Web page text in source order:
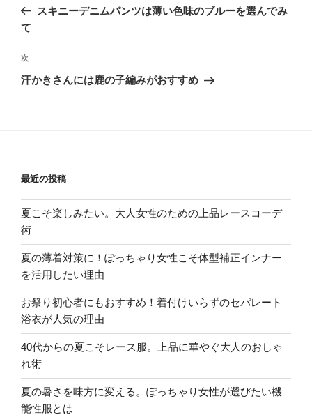
ナ
ゲ
ー
去
の
稿
スキニーデニムパンツは薄い色味のブルーを選んでみ
て
次
の
次
汗かきさんには鹿の子編みがおすすめ
最近の投稿
夏こそ楽しみたい。大人女性のための上品レースコーデ
術
夏の薄着対策に！ぽっちゃり女性こそ体型補正インナー
を活用したい理由
お祭り初心者にもおすすめ！着付けいらずのセパレート
浴衣が人気の理由
40代からの夏こそレース服。上品に華やぐ大人のおしゃ
れ術
夏の暑さを味方に変える。ぽっちゃり女性が選びたい機
能性服とは